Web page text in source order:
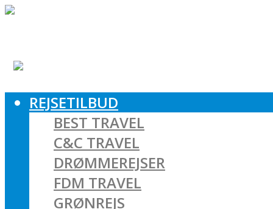
REJSETILBUD
BEST TRAVEL
C&C TRAVEL
DRØMMEREJSER
FDM TRAVEL
GRØNREJS